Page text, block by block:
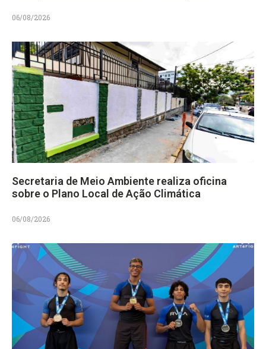
06/08/2026
Secretaria de Meio Ambiente realiza oficina
sobre o Plano Local de Ação Climática
06/08/2026